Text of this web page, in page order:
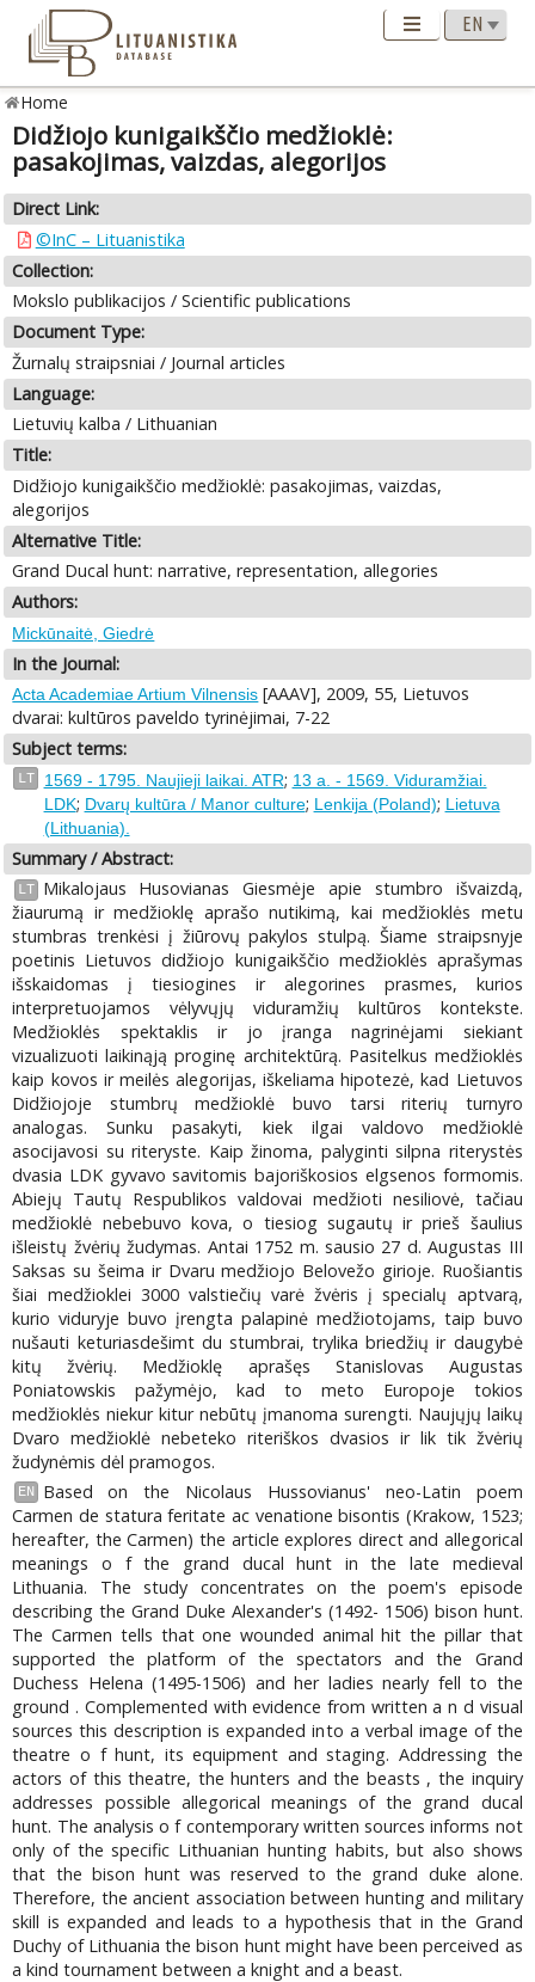
Home
Didžiojo kunigaikščio medžioklė:
pasakojimas, vaizdas, alegorijos
Direct Link:
©InC – Lituanistika
Collection:
Mokslo publikacijos / Scientific publications
Document Type:
Žurnalų straipsniai / Journal articles
Language:
Lietuvių kalba / Lithuanian
Title:
Didžiojo kunigaikščio medžioklė: pasakojimas, vaizdas,
alegorijos
Alternative Title:
Grand Ducal hunt: narrative, representation, allegories
Authors:
Mickūnaitė, Giedrė
In the Journal:
Acta Academiae Artium Vilnensis [AAAV], 2009, 55, Lietuvos
dvarai: kultūros paveldo tyrinėjimai, 7-22
Subject terms:
LT 1569 - 1795. Naujieji laikai. ATR; 13 a. - 1569. Viduramžiai.
LDK; Dvarų kultūra / Manor culture; Lenkija (Poland); Lietuva
(Lithuania).
Summary / Abstract:
LT
Mikalojaus Husovianas Giesmėje apie stumbro išvaizdą,
žiaurumą ir medžioklę aprašo nutikimą, kai medžioklės metu
stumbras trenkėsi į žiūrovų pakylos stulpą. Šiame straipsnyje
poetinis Lietuvos didžiojo kunigaikščio medžioklės aprašymas
išskaidomas į tiesiogines ir alegorines prasmes, kurios
interpretuojamos vėlyvųjų viduramžių kultūros kontekste.
Medžioklės spektaklis ir jo įranga nagrinėjami siekiant
vizualizuoti laikinąją proginę architektūrą. Pasitelkus medžioklės
kaip kovos ir meilės alegorijas, iškeliama hipotezė, kad Lietuvos
Didžiojoje stumbrų medžioklė buvo tarsi riterių turnyro
analogas. Sunku pasakyti, kiek ilgai valdovo medžioklė
asocijavosi su riteryste. Kaip žinoma, palyginti silpna riterystės
dvasia LDK gyvavo savitomis bajoriškosios elgsenos formomis.
Abiejų Tautų Respublikos valdovai medžioti nesiliovė, tačiau
medžioklė nebebuvo kova, o tiesiog sugautų ir prieš šaulius
išleistų žvėrių žudymas. Antai 1752 m. sausio 27 d. Augustas III
Saksas su šeima ir Dvaru medžiojo Belovežo girioje. Ruošiantis
šiai medžioklei 3000 valstiečių varė žvėris į specialų aptvarą,
kurio viduryje buvo įrengta palapinė medžiotojams, taip buvo
nušauti keturiasdešimt du stumbrai, trylika briedžių ir daugybė
kitų žvėrių. Medžioklę aprašęs Stanislovas Augustas
Poniatowskis pažymėjo, kad to meto Europoje tokios
medžioklės niekur kitur nebūtų įmanoma surengti. Naujųjų laikų
Dvaro medžioklė nebeteko riteriškos dvasios ir lik tik žvėrių
žudynėmis dėl pramogos.
EN
Based on the Nicolaus Hussovianus' neo-Latin poem
Carmen de statura feritate ac venatione bisontis (Krakow, 1523;
hereafter, the Carmen) the article explores direct and allegorical
meanings o f the grand ducal hunt in the late medieval
Lithuania. The study concentrates on the poem's episode
describing the Grand Duke Alexander's (1492- 1506) bison hunt.
The Carmen tells that one wounded animal hit the pillar that
supported the platform of the spectators and the Grand
Duchess Helena (1495-1506) and her ladies nearly fell to the
ground . Complemented with evidence from written a n d visual
sources this description is expanded into a verbal image of the
theatre o f hunt, its equipment and staging. Addressing the
actors of this theatre, the hunters and the beasts , the inquiry
addresses possible allegorical meanings of the grand ducal
hunt. The analysis o f contemporary written sources informs not
only of the specific Lithuanian hunting habits, but also shows
that the bison hunt was reserved to the grand duke alone.
Therefore, the ancient association between hunting and military
skill is expanded and leads to a hypothesis that in the Grand
Duchy of Lithuania the bison hunt might have been perceived as
a kind tournament between a knight and a beast.